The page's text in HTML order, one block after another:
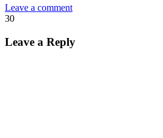
Leave a comment
30
Leave a Reply